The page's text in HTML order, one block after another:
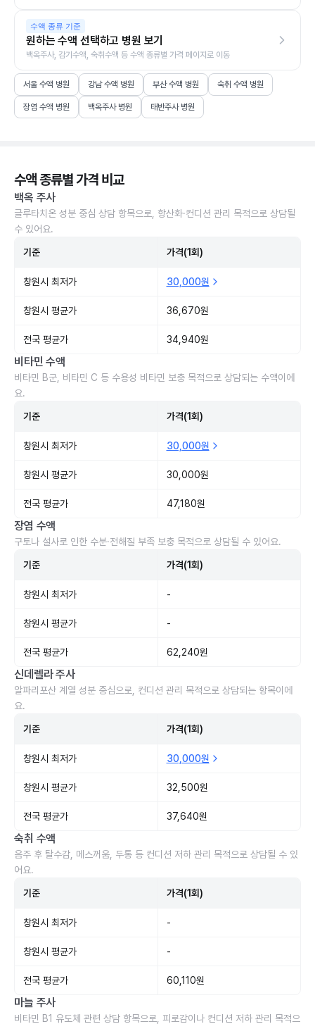
수액 종류 기준
원하는 수액 선택하고 병원 보기
백옥주사, 감기수액, 숙취수액 등 수액 종류별 가격 페이지로 이동
서울 수액 병원 강남 수액 병원 부산 수액 병원 숙취 수액 병원
장염 수액 병원 백옥주사 병원 태반주사 병원
수액 종류별 가격 비교
백옥 주사
글루타치온 성분 중심 상담 항목으로, 항산화·컨디션 관리 목적으로 상담될
수 있어요.
기준 가격(1회)
창원시 최저가 30,000원
창원시 평균가 36,670원
전국 평균가 34,940원
비타민 수액
비타민 B군, 비타민 C 등 수용성 비타민 보충 목적으로 상담되는 수액이에
요.
기준 가격(1회)
창원시 최저가 30,000원
창원시 평균가 30,000원
전국 평균가 47,180원
장염 수액
구토나 설사로 인한 수분·전해질 부족 보충 목적으로 상담될 수 있어요.
기준 가격(1회)
창원시 최저가 -
창원시 평균가 -
전국 평균가 62,240원
신데렐라 주사
알파리포산 계열 성분 중심으로, 컨디션 관리 목적으로 상담되는 항목이에
요.
기준 가격(1회)
창원시 최저가 30,000원
창원시 평균가 32,500원
전국 평균가 37,640원
숙취 수액
음주 후 탈수감, 메스꺼움, 두통 등 컨디션 저하 관리 목적으로 상담될 수 있
어요.
기준 가격(1회)
창원시 최저가 -
창원시 평균가 -
전국 평균가 60,110원
마늘 주사
비타민 B1 유도체 관련 상담 항목으로, 피로감이나 컨디션 저하 관리 목적으